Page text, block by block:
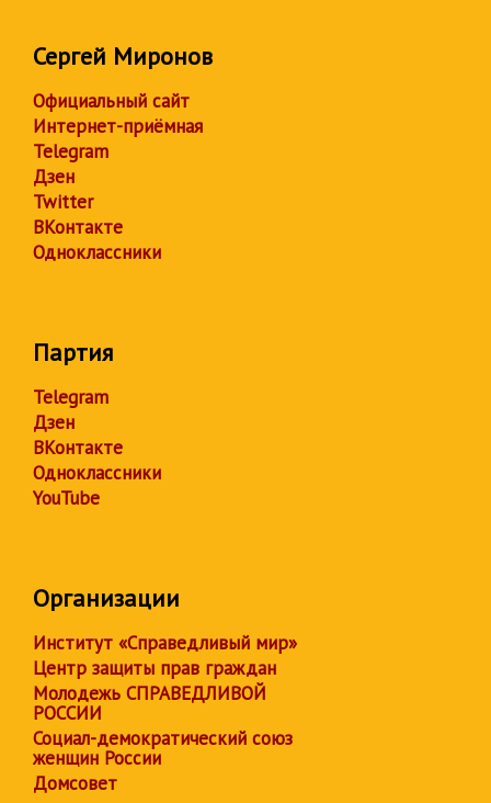
Сергей Миронов
Официальный сайт
Интернет-приёмная
Telegram
Дзен
Twitter
ВКонтакте
Одноклассники
Партия
Telegram
Дзен
ВКонтакте
Одноклассники
YouTube
Организации
Институт «Справедливый мир»
Центр защиты прав граждан
Молодежь СПРАВЕДЛИВОЙ
РОССИИ
Социал-демократический союз
женщин России
Домсовет